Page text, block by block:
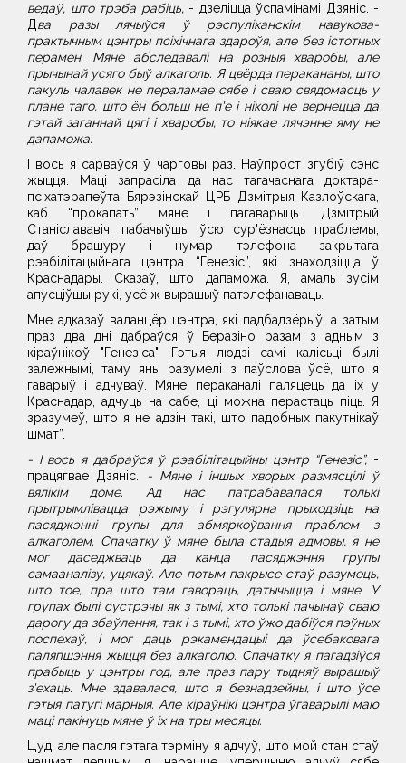
ведаў, што трэба рабіць, - дзеліцца ўспамінамі Дзяніс. -
Д ва разы лячыўся ў рэспуліканскім навукова-
практычным цэнтры псіхічнага здароўя, але без істотных
перамен. Мяне абследавалі на розныя хваробы, але
прычынай усяго быў алкаголь. Я цвёрда перакананы, што
пакуль чалавек не пераламае сябе і сваю свядомасць у
плане таго, што ён больш не п'е і ніколі не вернецца да
гэтай заганнай цягі і хваробы, то ніякае лячэнне яму не
дапаможа.
І вось я сарваўся ў чарговы раз. Наўпрост згубіў сэнс
жыцця. Маці запрасіла да нас тагачаснага доктара-
псіхатэрапеўта Бярэзінскай ЦРБ Дзмітрыя Казлоўскага,
каб “прокапать” мяне і пагаварыць. Дзмітрый
Станіслававіч, пабачыўшы ўсю сур'ёзнасць праблемы,
даў брашуру і нумар тэлефона закрытага
рэабілітацыйнага цэнтра “Генезіс”, які знаходзіцца ў
Краснадары. Сказаў, што дапаможа. Я, амаль зусім
апусціўшы рукі, усё ж вырашыў патэлефанаваць.
Мне адказаў валанцёр цэнтра, які падбадзёрыў, а затым
праз два дні дабраўся ў Беразіно разам з адным з
кіраўнікоў "Генезіса". Гэтыя людзі самі калісьці былі
залежнымі, таму яны разумелі з паўслова ўсё, што я
гаварыў і адчуваў. Мяне пераканалі паляцець да іх у
Краснадар, адчуць на сабе, ці можна перастаць піць. Я
зразумеў, што я не адзін такі, што падобных пакутнікаў
шмат”.
- І вось я дабраўся ў рэабілітацыйны цэнтр “Генезіс”, -
працягвае Дзяніс.
- Мяне і іншых хворых размясцілі ў
вялікім доме. Ад нас патрабавалася толькі
прытрымлівацца рэжыму і рэгулярна прыходзіць на
пасяджэнні групы для абмяркоўвання праблем з
алкаголем. Спачатку ў мяне была стадыя адмовы, я не
мог даседжваць да канца пасяджэння групы
самааналізу, уцякаў. Але потым пакрысе стаў разумець,
што тое, пра што там гавораць, датычыцца і мяне. У
групах былі сустрэчы як з тымі, хто толькі пачынаў сваю
дарогу да збаўлення, так і з тымі, хто ўжо дабіўся пэўных
поспехаў, і мог даць рэкамендацыі да ўсебаковага
паляпшэння жыцця без алкаголю. Спачатку я пагадзіўся
прабыць у цэнтры год, але праз пару тыдняў вырашыў
з'ехаць. Мне здавалася, што я безнадзейны, і што ўсе
гэтыя патугі марныя. Але кіраўнікі цэнтра ўгаварылі маю
маці пакінуць мяне ў іх на тры месяцы.
Цуд, але пасля гэтага тэрміну я адчуў, што мой стан стаў